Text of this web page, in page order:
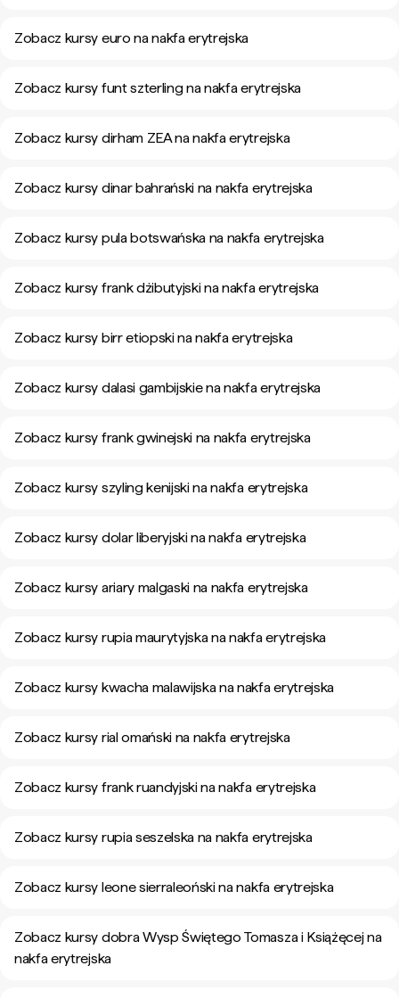
Zobacz kursy euro na nakfa erytrejska
Zobacz kursy funt szterling na nakfa erytrejska
Zobacz kursy dirham ZEA na nakfa erytrejska
Zobacz kursy dinar bahrański na nakfa erytrejska
Zobacz kursy pula botswańska na nakfa erytrejska
Zobacz kursy frank dżibutyjski na nakfa erytrejska
Zobacz kursy birr etiopski na nakfa erytrejska
Zobacz kursy dalasi gambijskie na nakfa erytrejska
Zobacz kursy frank gwinejski na nakfa erytrejska
Zobacz kursy szyling kenijski na nakfa erytrejska
Zobacz kursy dolar liberyjski na nakfa erytrejska
Zobacz kursy ariary malgaski na nakfa erytrejska
Zobacz kursy rupia maurytyjska na nakfa erytrejska
Zobacz kursy kwacha malawijska na nakfa erytrejska
Zobacz kursy rial omański na nakfa erytrejska
Zobacz kursy frank ruandyjski na nakfa erytrejska
Zobacz kursy rupia seszelska na nakfa erytrejska
Zobacz kursy leone sierraleoński na nakfa erytrejska
Zobacz kursy dobra Wysp Świętego Tomasza i Książęcej na
nakfa erytrejska